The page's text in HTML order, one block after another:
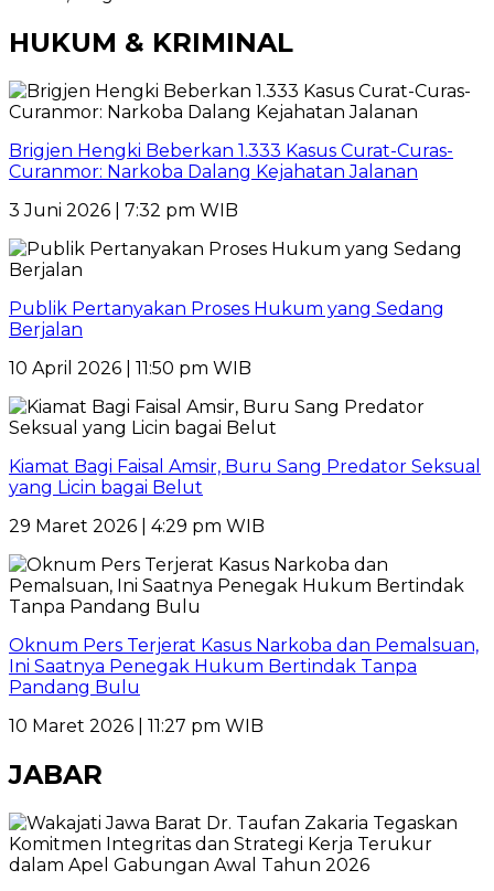
HUKUM & KRIMINAL
Brigjen Hengki Beberkan 1.333 Kasus Curat-Curas-
Curanmor: Narkoba Dalang Kejahatan Jalanan
3 Juni 2026 | 7:32 pm WIB
Publik Pertanyakan Proses Hukum yang Sedang
Berjalan
10 April 2026 | 11:50 pm WIB
Kiamat Bagi Faisal Amsir, Buru Sang Predator Seksual
yang Licin bagai Belut
29 Maret 2026 | 4:29 pm WIB
Oknum Pers Terjerat Kasus Narkoba dan Pemalsuan,
Ini Saatnya Penegak Hukum Bertindak Tanpa
Pandang Bulu
10 Maret 2026 | 11:27 pm WIB
JABAR